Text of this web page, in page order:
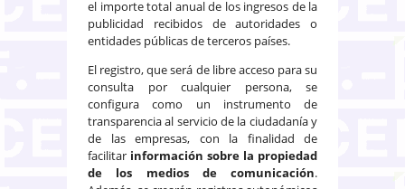
el importe total anual de los ingresos de la
publicidad recibidos de autoridades o
entidades públicas de terceros países.
El registro, que será de libre acceso para su
consulta por cualquier persona, se
configura como un instrumento de
transparencia al servicio de la ciudadanía y
de las empresas, con la finalidad de
facilitar información sobre la propiedad
de los medios de comunicación.